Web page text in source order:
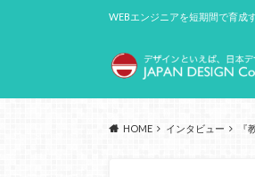
WEBエンジニアを短期間で育成
HOME インタビュー 『